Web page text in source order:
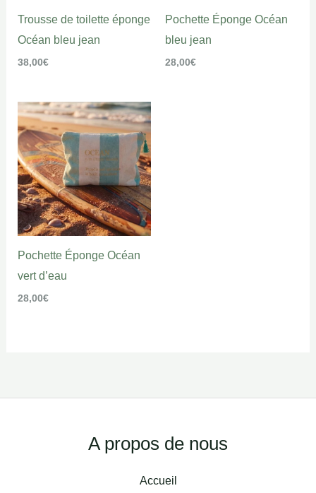
Trousse de toilette éponge
Océan bleu jean
38,00€
Pochette Éponge Océan
bleu jean
28,00€
Pochette Éponge Océan
vert d’eau
28,00€
A propos de nous
Accueil